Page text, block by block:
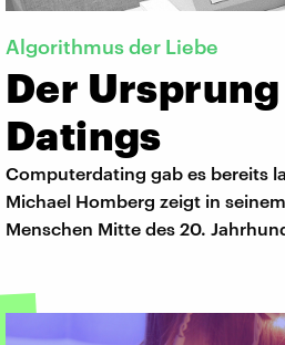
Algorithmus der Liebe
Der
Datings
Computerdating gab es bereits
Michael Homberg zeigt in
Menschen Mitte des 20.